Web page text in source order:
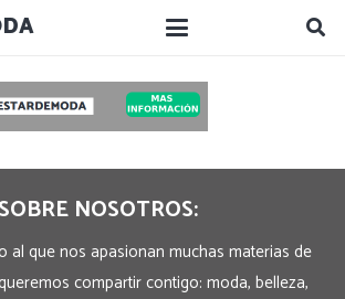
SOBRE NOSOTROS:
al que nos apasionan muchas materias de
compartir contigo: moda, belleza,